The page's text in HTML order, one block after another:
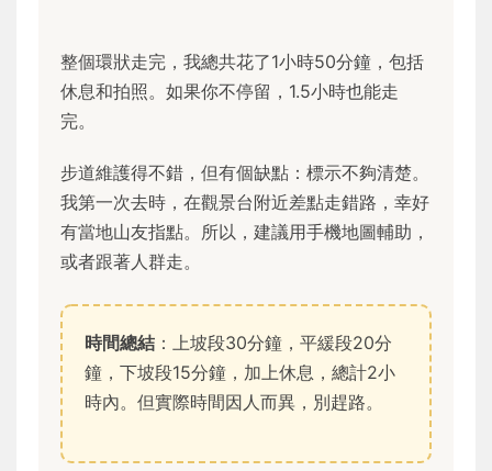
整個環狀走完，我總共花了1小時50分鐘，包括
休息和拍照。如果你不停留，1.5小時也能走
完。
步道維護得不錯，但有個缺點：標示不夠清楚。
我第一次去時，在觀景台附近差點走錯路，幸好
有當地山友指點。所以，建議用手機地圖輔助，
或者跟著人群走。
時間總結 ：上坡段30分鐘，平緩段20分
鐘，下坡段15分鐘，加上休息，總計2小
時內。但實際時間因人而異，別趕路。